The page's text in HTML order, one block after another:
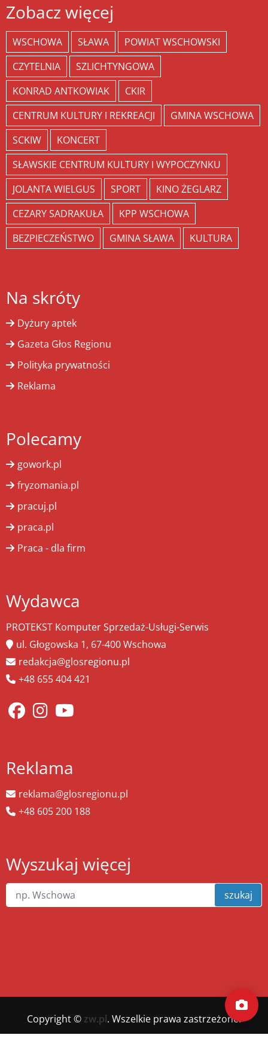
Zobacz więcej
WSCHOWA SŁAWA
POWIAT WSCHOWSKI
CZYTELNIA
SZLICHTYNGOWA
KONRAD ANTKOWIAK
CKIR
CENTRUM KULTURY I REKREACJI
GMINA WSCHOWA
SCKIW
KONCERT
SŁAWSKIE CENTRUM KULTURY I WYPOCZYNKU
JOLANTA WIELGUS
SPORT
KINO ŻEGLARZ
CEZARY SADRAKUŁA
KPP WSCHOWA
BEZPIECZEŃSTWO
GMINA SŁAWA KULTURA
Na skróty
Dyżury aptek
Gazeta Głos Regionu
Polityka prywatności
Reklama
Polecamy
gowork.pl
fryzomania.pl
pracuj.pl
praca.pl
Praca - dla firm
Wydawca
PROTEKST Komputer Sprzedaż-Usługi-Serwis
ul. Głogowska 1, 67-400 Wschowa
redakcja@glosregionu.pl
+48 655 404 421
Reklama
reklama@glosregionu.pl
+48 605 200 188
Wyszukaj więcej
szukaj
Copyright © zw.pl. Wszelkie prawa zastrzeżone.